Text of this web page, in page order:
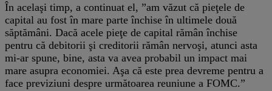
În acelaşi timp, a continuat el, ”am văzut că pieţele de
capital au fost în mare parte închise în ultimele două
săptămâni. Dacă acele pieţe de capital rămân închise
pentru că debitorii şi creditorii rămân nervoşi, atunci asta
mi-ar spune, bine, asta va avea probabil un impact mai
mare asupra economiei. Aşa că este prea devreme pentru a
face previziuni despre următoarea reuniune a FOMC.”